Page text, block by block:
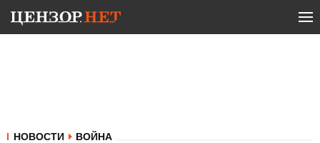
НОВОСТИ ВОЙНА